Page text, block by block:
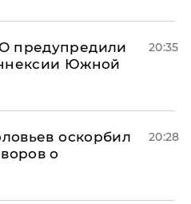
предупредили
Южной
20:35
оскорбил
о
20:28